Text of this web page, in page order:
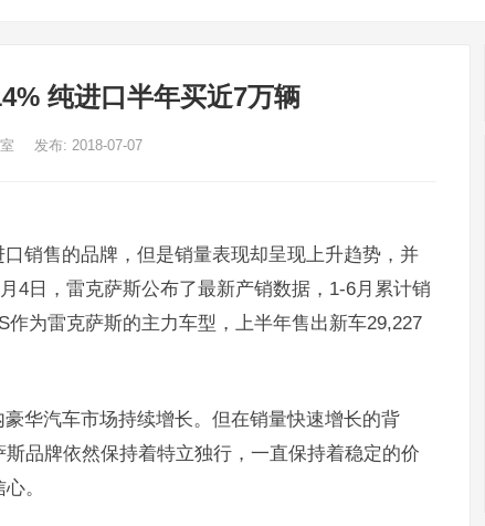
纯进口半年买近7万辆
发布: 2018-07-07
销售的品牌，但是销量表现却呈现上升趋势，并
4日，雷克萨斯公布了最新产销数据，1-6月累计销
为雷克萨斯的主力车型，上半年售出新车29,227
华汽车市场持续增长。但在销量快速增长的背
品牌依然保持着特立独行，一直保持着稳定的价
。